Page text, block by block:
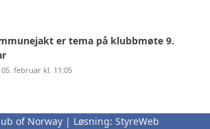
er tema på klubbmøte 9.
februar kl. 11:05
of Norway | Løsning: StyreWeb